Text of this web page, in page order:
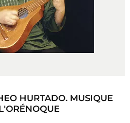
HURTADO. MUSIQUE